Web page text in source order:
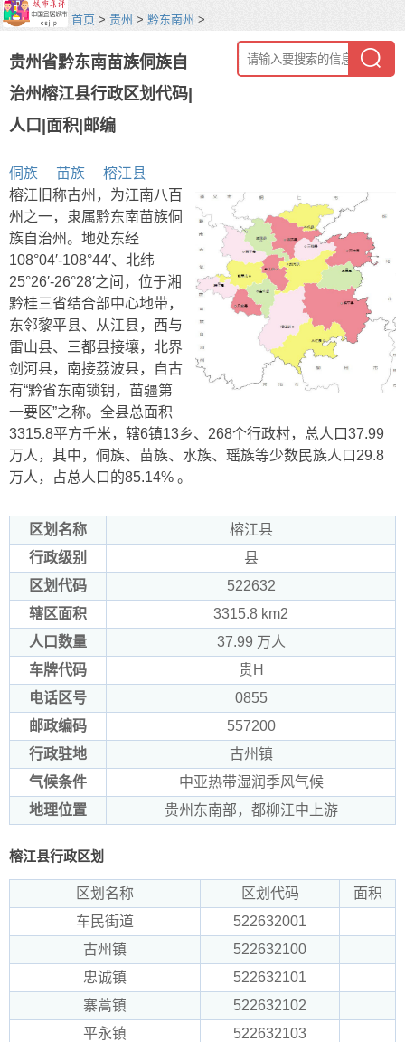
首页 > 贵州 > 黔东南州 >
贵州省黔东南苗族侗族自
治州榕江县行政区划代码|
人口|面积|邮编
侗族 苗族
榕江县
榕江旧称古州，为江南八百
州之一，隶属黔东南苗族侗
族自治州。地处东经
108°04′-108°44′、北纬
25°26′-26°28′之间，位于湘
黔桂三省结合部中心地带，
东邻黎平县、从江县，西与
雷山县、三都县接壤，北界
剑河县，南接荔波县，自古
有“黔省东南锁钥，苗疆第
一要区”之称。全县总面积
3315.8平方千米，辖6镇13乡、268个行政村，总人口37.99
万人，其中，侗族、苗族、水族、瑶族等少数民族人口29.8
万人，占总人口的85.14% 。
区划名称
榕江县
行政级别
县
区划代码
522632
辖区面积
3315.8 km2
人口数量
37.99 万人
车牌代码
贵H
电话区号
0855
邮政编码
557200
行政驻地
古州镇
气候条件
中亚热带湿润季风气候
地理位置
贵州东南部，都柳江中上游
榕江县行政区划
区划名称 区划代码
面积
车民街道
522632001
古州镇
522632100
忠诚镇
522632101
寨蒿镇
522632102
平永镇
522632103